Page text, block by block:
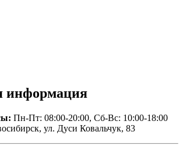
информация
Пн-Пт: 08:00-20:00, Сб-Вс: 10:00-18:00
ул. Дуси Ковальчук, 83